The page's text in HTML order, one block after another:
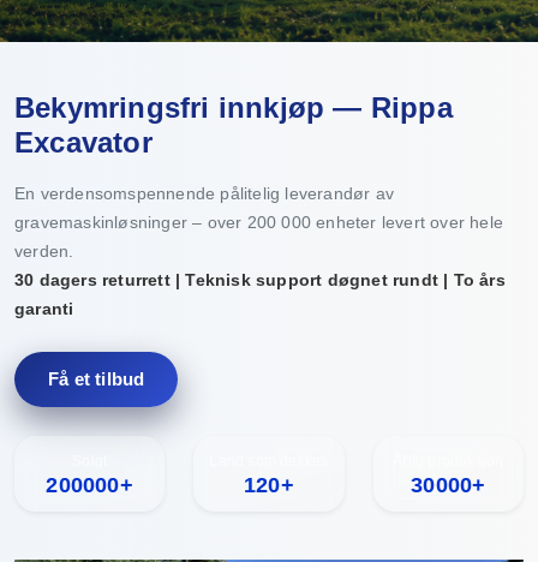
Bekymringsfri innkjøp — Rippa
Excavator
En verdensomspennende pålitelig leverandør av
gravemaskinløsninger – over 200 000 enheter levert over hele
verden.
30 dagers returrett | Teknisk support døgnet rundt | To års
garanti
Få et tilbud
200000+ 120+ 30000+